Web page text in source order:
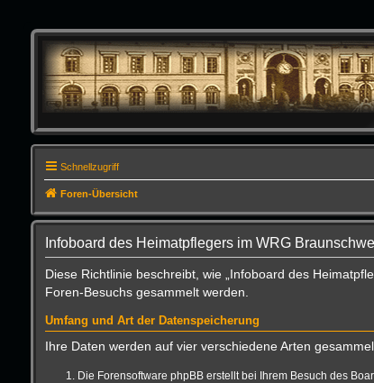
Schnellzugriff
Foren-Übersicht
Infoboard des Heimatpflegers im WRG
Diese Richtlinie beschreibt, wie „Infoboard des
Foren-Besuchs gesammelt werden.
Umfang und Art der Datenspeicherung
Ihre Daten werden auf vier verschiedene Arten
Die Forensoftware phpBB erstellt bei Ihrem Besuch des